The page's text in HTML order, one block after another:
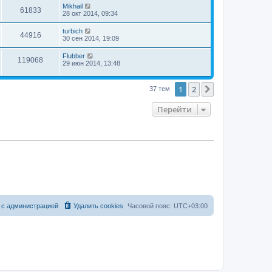
61833
Mikhail
28 окт 2014, 09:34
44916
turbich
30 сен 2014, 19:09
119068
Flubber
29 июн 2014, 13:48
37 тем 1 2
Перейти
Часовой пояс: UTC+03:00
Удалить cookies
администрацией